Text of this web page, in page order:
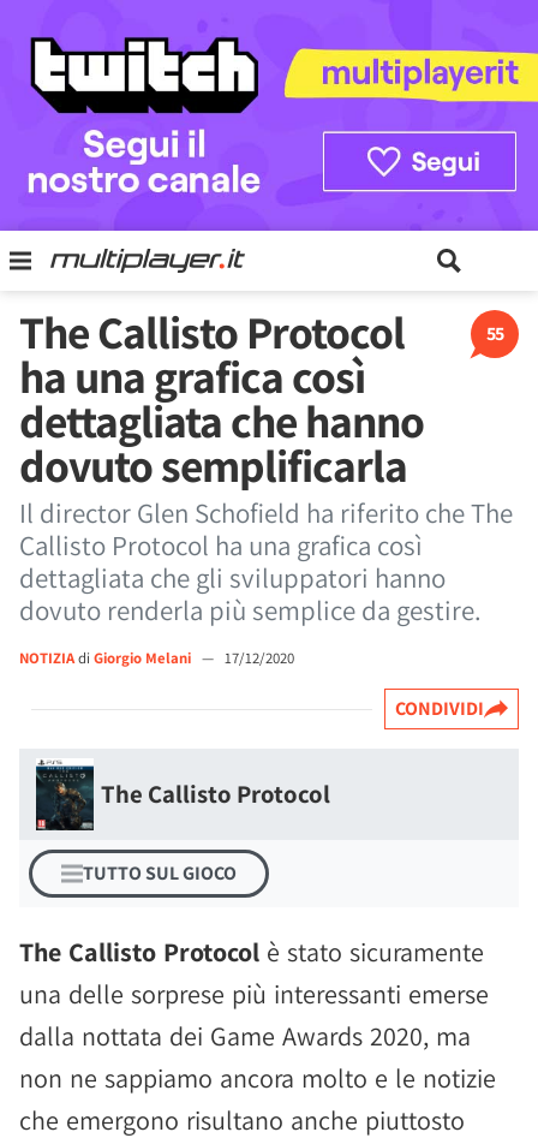
55
The Callisto Protocol
ha una grafica così
dettagliata che hanno
dovuto semplificarla
Il director Glen Schofield ha riferito che The
Callisto Protocol ha una grafica così
dettagliata che gli sviluppatori hanno
dovuto renderla più semplice da gestire.
NOTIZIAdi Giorgio Melani — 17/12/2020
CONDIVIDI
The Callisto Protocol
TUTTO SUL GIOCO
The Callisto Protocol è stato sicuramente
una delle sorprese più interessanti emerse
dalla nottata dei Game Awards 2020, ma
non ne sappiamo ancora molto e le notizie
che emergono risultano anche piuttosto